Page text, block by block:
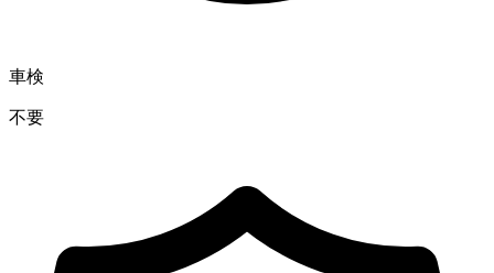
車検
不要